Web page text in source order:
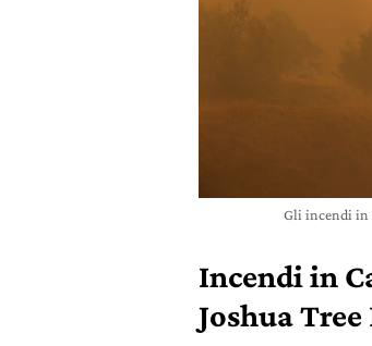
Gli incendi in
Incendi in
Joshua